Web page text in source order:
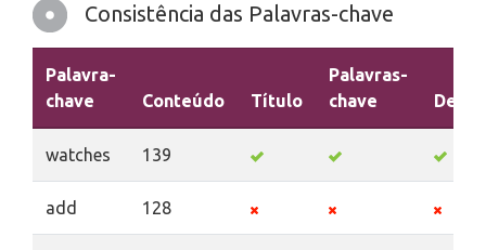
Consistência das Palavras-chave
Palavra-
chave
Conteúdo Título
Palavras-
chave
watches 139
add 128